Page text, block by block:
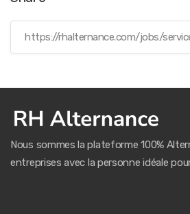
Nous sommes la plateforme 100%
entreprises avec la personne idéale